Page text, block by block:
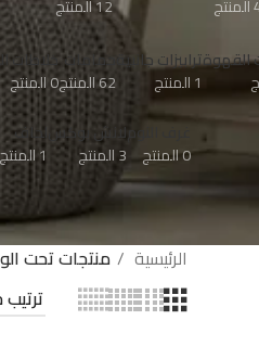
12 المنتج
القهوةترابيزات جانبية
1 المنتج
حمامات
62 المنتج
خلاطات
0 المنتج
غرف النوم
0 المنتج
لانش بوكس
3 المنتج
لحاف
1 المنتج
الرئيسية منتجات تحت